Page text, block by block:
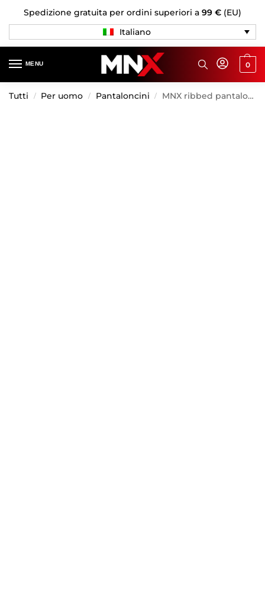
Spedizione gratuita per ordini superiori a 99 € (EU)
Italiano
MENU 0
Tutti / Per uomo / Pantaloncini / MNX ribbed pantaloncini Hammer, nero